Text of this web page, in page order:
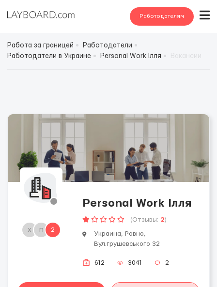
Работодателям
Работа за границей
Работодатели
Работодатели в Украине
Personal Work Ілля
х n 2
Personal Work Ілля
(Отзывы: 2)
Украина, Ровно,
Вул.грушевського 32
612 3041 2